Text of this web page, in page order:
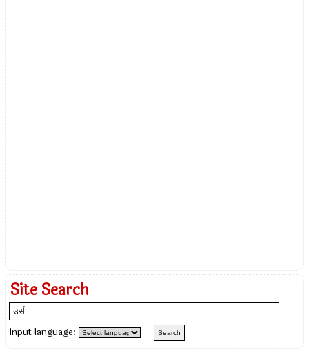
Site Search
Input language: